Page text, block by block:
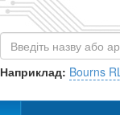
Наприклад: Bourns